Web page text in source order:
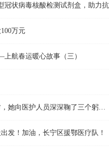
冠状病毒核酸检测试剂盒，助力
万元
航春运暖心故事（三）
她向医护人员深深鞠了三个躬…
发！加油，长宁区援鄂医疗队！